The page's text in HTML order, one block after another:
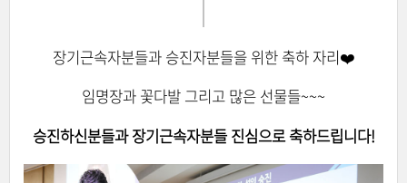
장기근속자분들과 승진자분들을 위한 축하 자리❤️
임명장과 꽃다발 그리고 많은 선물들~~~
승진하신분들과 장기근속자분들 진심으로 축하드립니다!